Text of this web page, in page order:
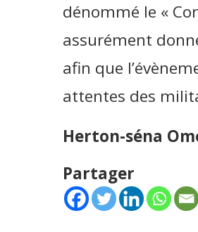
dénommé le «
assurément
afin que
attentes des
Herton-séna
Partager